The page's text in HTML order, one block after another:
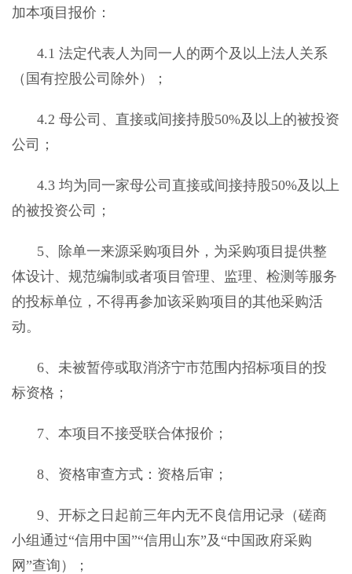
加本项目报价：
4.1 法定代表人为同一人的两个及以上法人关系
（国有控股公司除外）；
4.2 母公司、直接或间接持股50%及以上的被投资
公司；
4.3 均为同一家母公司直接或间接持股50%及以上
的被投资公司；
5、除单一来源采购项目外，为采购项目提供整
体设计、规范编制或者项目管理、监理、检测等服务
的投标单位，不得再参加该采购项目的其他采购活
动。
6、 未被暂停或取消济宁市范围内招标项目的投
标资格；
7、 本项目不接受联合体报价；
8、资格审查方式：资格后审；
9、开标之日起前三年内无不良信用记录（磋商
小组通过“信用中国”“信用山东”及“中国政府采购
网”查询）；